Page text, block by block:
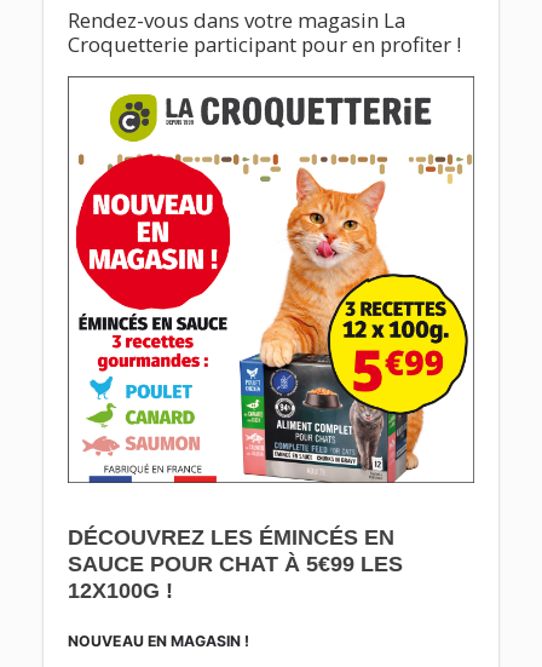
Rendez-vous dans votre magasin La
Croquetterie participant pour en profiter !
DÉCOUVREZ LES ÉMINCÉS EN
SAUCE POUR CHAT À 5€99 LES
12X100G !
NOUVEAU EN MAGASIN !